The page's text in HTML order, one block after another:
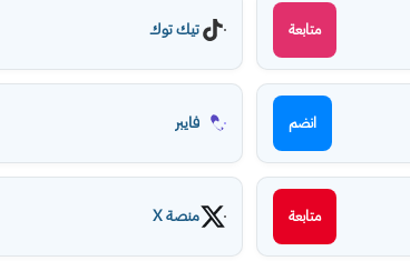
متابعة تيك توك
انضم فايبر
متابعة منصة X